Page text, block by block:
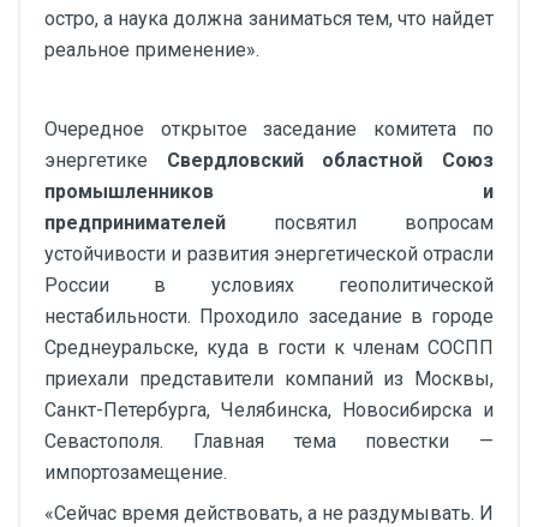
остро, а наука должна заниматься тем, что найдет
реальное применение».
Очередное открытое заседание комитета по
энергетике Свердловский областной Союз
промышленников и
предпринимателей посвятил вопросам
устойчивости и развития энергетической отрасли
России в условиях геополитической
нестабильности. Проходило заседание в городе
Среднеуральске, куда в гости к членам СОСПП
приехали представители компаний из Москвы,
Санкт-Петербурга, Челябинска, Новосибирска и
Севастополя. Главная тема повестки —
импортозамещение.
«Сейчас время действовать, а не раздумывать. И